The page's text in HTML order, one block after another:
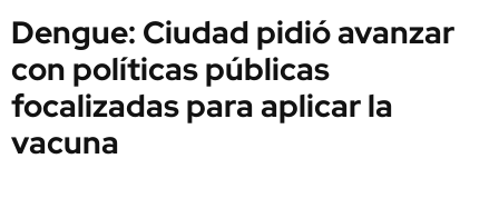
Dengue: Ciudad pidió avanzar
con políticas públicas
focalizadas para aplicar la
vacuna